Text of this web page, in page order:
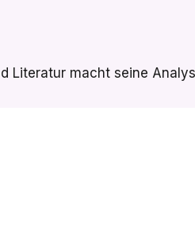
Literatur macht seine